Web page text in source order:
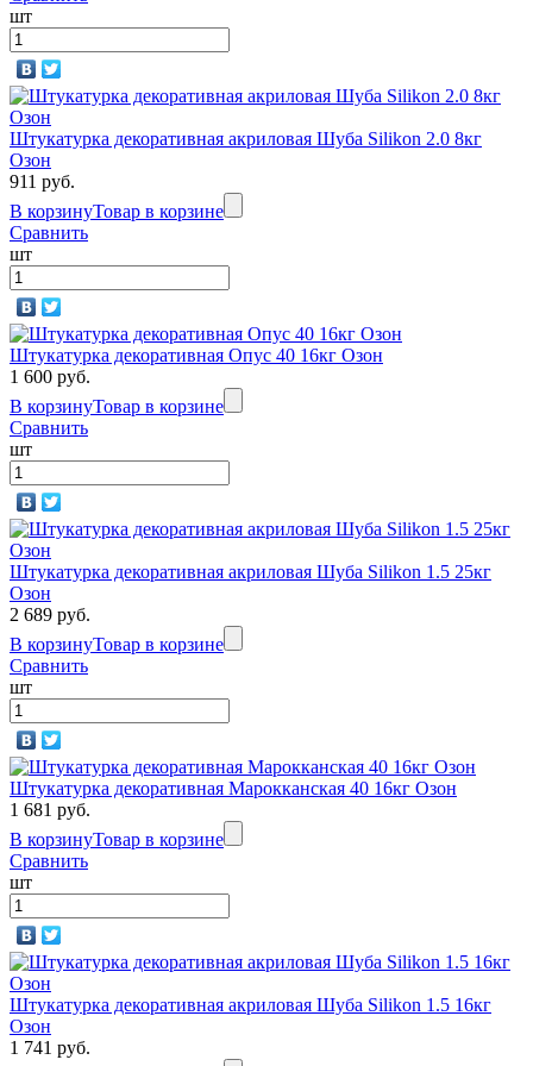
шт
Штукатурка декоративная акриловая Шуба Silikon 2.0 8кг
Озон
911 руб.
В корзинуТовар в корзине
Сравнить
шт
Штукатурка декоративная Опус 40 16кг Озон
1 600 руб.
В корзинуТовар в корзине
Сравнить
шт
Штукатурка декоративная акриловая Шуба Silikon 1.5 25кг
Озон
2 689 руб.
В корзинуТовар в корзине
Сравнить
шт
Штукатурка декоративная Марокканская 40 16кг Озон
1 681 руб.
В корзинуТовар в корзине
Сравнить
шт
Штукатурка декоративная акриловая Шуба Silikon 1.5 16кг
Озон
1 741 руб.